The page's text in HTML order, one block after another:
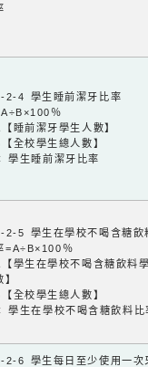
2-4 學生睡前潔牙比率
％
睡前潔牙學生人數】
【全校學生總人數】
學生睡前潔牙比率
2-5 學生在學校不喝含糖飲
=A÷B×100％
【學生在學校不喝含糖飲料
】
【全校學生總人數】
學生在學校不喝含糖飲料比
2-6 學生每日至少使用一次